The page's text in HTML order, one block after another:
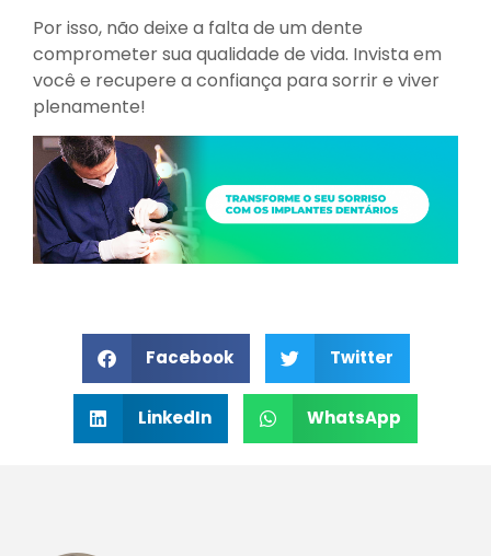
Por isso, não deixe a falta de um dente
comprometer sua qualidade de vida. Invista em
você e recupere a confiança para sorrir e viver
plenamente!
Facebook Twitter
LinkedIn WhatsApp